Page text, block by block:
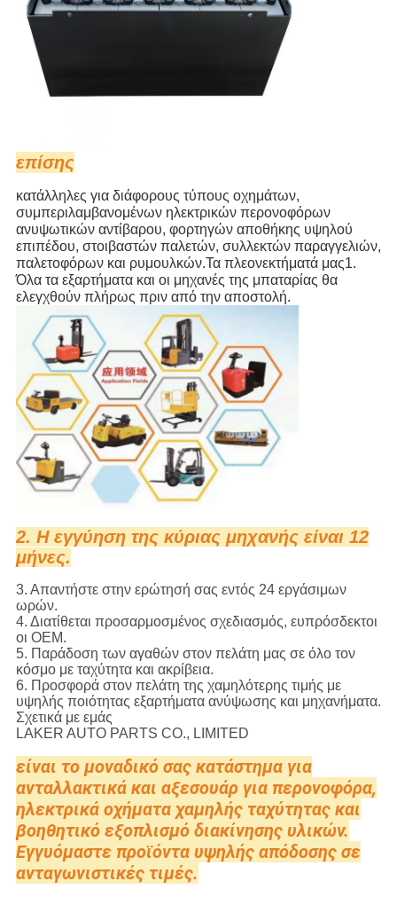
επίσης
κατάλληλες για διάφορους τύπους οχημάτων,
συμπεριλαμβανομένων ηλεκτρικών περονοφόρων
ανυψωτικών αντίβαρου, φορτηγών αποθήκης υψηλού
επιπέδου, στοιβαστών παλετών, συλλεκτών παραγγελιών,
παλετοφόρων και ρυμουλκών.Τα πλεονεκτήματά μας1.
Όλα τα εξαρτήματα και οι μηχανές της μπαταρίας θα
ελεγχθούν πλήρως πριν από την αποστολή.
2. Η εγγύηση της κύριας μηχανής είναι 12
μήνες.
3. Απαντήστε στην ερώτησή σας εντός 24 εργάσιμων
ωρών.
4. Διατίθεται προσαρμοσμένος σχεδιασμός, ευπρόσδεκτοι
οι OEM.
5. Παράδοση των αγαθών στον πελάτη μας σε όλο τον
κόσμο με ταχύτητα και ακρίβεια.
6. Προσφορά στον πελάτη της χαμηλότερης τιμής με
υψηλής ποιότητας εξαρτήματα ανύψωσης και μηχανήματα.
Σχετικά με εμάς
LAKER AUTO PARTS CO., LIMITED
είναι το μοναδικό σας κατάστημα για
ανταλλακτικά και αξεσουάρ για περονοφόρα,
ηλεκτρικά οχήματα χαμηλής ταχύτητας και
βοηθητικό εξοπλισμό διακίνησης υλικών.
Εγγυόμαστε προϊόντα υψηλής απόδοσης σε
ανταγωνιστικές τιμές.